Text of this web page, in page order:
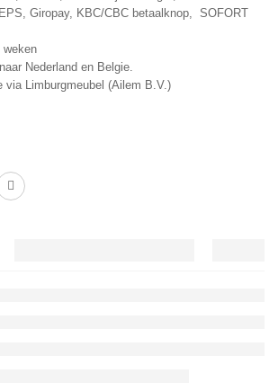
Giropay, KBC/CBC betaalknop, SOFORT
weken
Nederland en Belgie.
via Limburgmeubel (Ailem B.V.)